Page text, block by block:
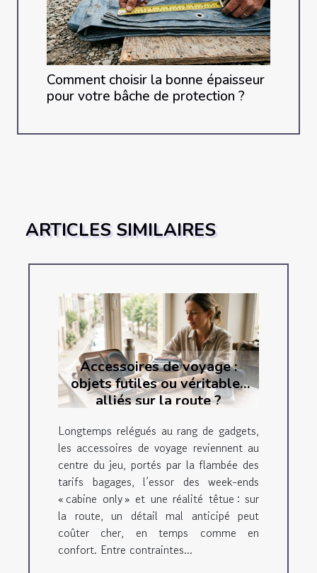
Comment choisir la bonne épaisseur
pour votre bâche de protection ?
ARTICLES SIMILAIRES
Accessoires de voyage :
objets futiles ou véritables
alliés sur la route ?
Longtemps relégués au rang de gadgets,
les accessoires de voyage reviennent au
centre du jeu, portés par la flambée des
tarifs bagages, l’essor des week-ends
« cabine only » et une réalité têtue : sur
la route, un détail mal anticipé peut
coûter cher, en temps comme en
confort. Entre contraintes...